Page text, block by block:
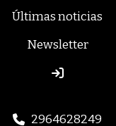
Últimas noticias
Newsletter
2964628249